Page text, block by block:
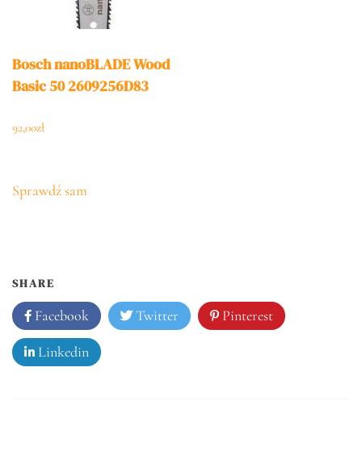
Bosch nanoBLADE Wood
Basic 50 2609256D83
92,00zł
Sprawdź sam
SHARE
Facebook Twitter Pinterest
Linkedin